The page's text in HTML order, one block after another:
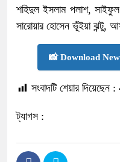
শহিদুল ইসলাম পলাশ,
সারোয়ার হোসেন ভূঁইয়া ঝন্টু,
📸 Download
সংবাদটি শেয়ার দিয়েছেন :
ট্যাগস :